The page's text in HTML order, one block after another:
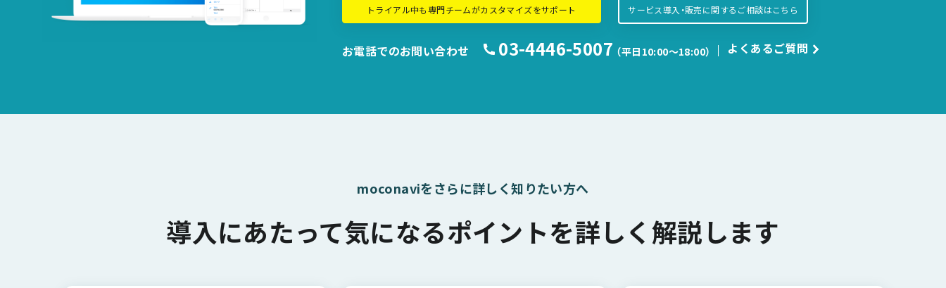
トライアル中も専門チームがカスタマイズをサポート サービス導入・販売に関するご相談はこちら
お電話でのお問い合わせ 03-4446-5007 （平日10:00〜18:00） よくあるご質問
moconaviをさらに詳しく知りたい方へ
導入にあたって気になるポイントを詳しく解説します